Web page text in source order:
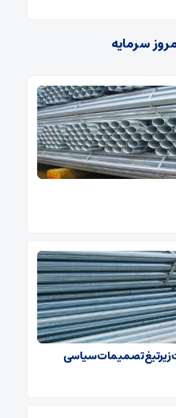
سرمایه
زیر‌تیغ تصمیمات سیاسی